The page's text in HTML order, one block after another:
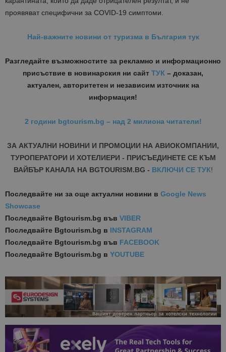
проявяват специфични за COVID-19 симптоми.
Най-важните новини от туризма в България тук
Разгледайте възможностите за рекламно и информационно
присъствие в новинарския ни сайт ТУК – доказан,
актуален, авторитетен и независим източник на
информация!
2 години bgtourism.bg – над 2 милиона читатели!
ЗА АКТУАЛНИ НОВИНИ И ПРОМОЦИИ НА АВИОКОМПАНИИ,
ТУРОПЕРАТОРИ И ХОТЕЛИЕРИ - ПРИСЪЕДИНЕТЕ СЕ КЪМ
ВАЙБЪР КАНАЛА НА BGTOURISM.BG - ВКЛЮЧИ СЕ ТУК!
Последвайте ни за още актуални новини в Google News
Showcase
Последвайте Bgtourism.bg във VIBER
Последвайте Bgtourism.bg в INSTAGRAM
Последвайте Bgtourism.bg във FACEBOOK
Последвайте Bgtourism.bg в YOUTUBE